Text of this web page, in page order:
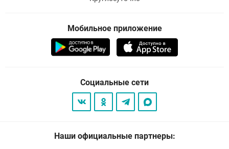
Мобильное приложение
Социальные сети
Наши официальные партнеры: